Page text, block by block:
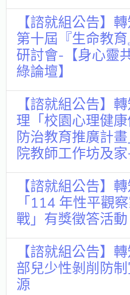
【諮就組公告】
第十屆『生命教
研討會-【身心靈
綠論壇】
【諮就組公告】
理「校園心理健
防治教育推廣計
院教師工作坊及
【諮就組公告】
「114 年性平觀
戰」有獎徵答活動
【諮就組公告】
部兒少性剝削防
源